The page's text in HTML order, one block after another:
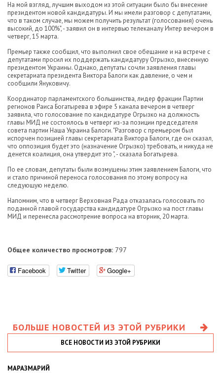
На мой взгляд, лучшим выходом из этой ситуации было бы внесение
президентом новой кандидатуры. И мы имели разговор с депутатами,
что в таком случае, мы можем получить результат (голосования) очень
высокий, до 100%", - заявил он в интервью телеканалу Интер вечером в
четверг, 15 марта.
Премьер также сообщил, что выполнил свое обещание и на встрече с
депутатами просил их поддержать кандидатуру Огрызко, внесенную
президентом Украины. Однако, депутаты сочли заявления главы
секретариата президента Виктора Балоги как давление, о чем и
сообщили Януковичу.
Координатор парламентского большинства, лидер фракции Партии
регионов Раиса Богатырева в эфире 5 канала вечером в четверг
заявила, что голосование по кандидатуре Огрызко на должность
главы МИД не состоялось в четверг из-за позиции председателя
совета партии Наша Украина Балоги. "Разговор с премьером был
испорчен позицией главы секретариата Виктора Балоги, где он сказал,
что оппозиция будет это (назначение Огрызко) требовать, и никуда не
денется коалиция, она утвердит это ", - сказала Богатырева.
По ее словам, депутаты были возмущены этим заявлением Балоги, что
и стало причиной переноса голосования по этому вопросу на
следующую неделю.
Напомним, что в четверг Верховная Рада отказалась голосовать по
поданной главой государства кандидатуре Огрызко на пост главы
МИД и перенесла рассмотрение вопроса на вторник, 20 марта.
Общее количество просмотров: 797
Facebook Twitter Google+
БОЛЬШЕ НОВОСТЕЙ ИЗ ЭТОЙ РУБРИКИ
ВСЕ НОВОСТИ ИЗ ЭТОЙ РУБРИКИ
МАРАЗМАРИЙ